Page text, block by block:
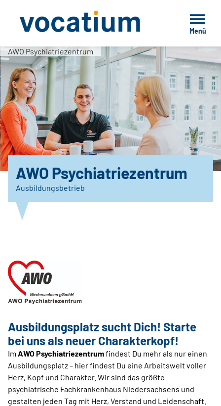
Menü
AWO Psychiatriezentrum
AWO Psychiatriezentrum
Ausbildungsbetrieb
Ausbildungsplatz sucht Dich! Starte
bei uns als neuer Charakterkopf!
Im AWO Psychiatriezentrumfindest Du mehr als nur einen
Ausbildungsplatz – hier findest Du eine Arbeitswelt voller
Herz, Kopf und Charakter. Wir sind das größte
psychiatrische Fachkrankenhaus Niedersachsens und
gestalten jeden Tag mit Herz, Verstand und Leidenschaft.